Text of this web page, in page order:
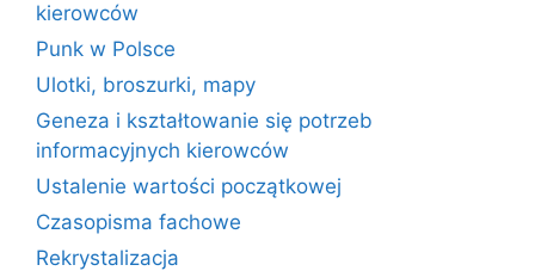
kierowców
Punk w Polsce
Ulotki, broszurki, mapy
Geneza i kształtowanie się potrzeb
informacyjnych kierowców
Ustalenie wartości początkowej
Czasopisma fachowe
Rekrystalizacja